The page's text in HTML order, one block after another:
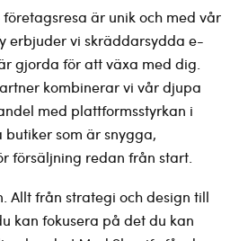
är unik och med vår
erbjuder vi skräddarsydda e-
gjorda för att växa med dig.
kombinerar vi vår djupa
med plattformsstyrkan i
butiker som är snygga,
försäljning redan från start.
Allt från strategi och design till
kan fokusera på det du kan